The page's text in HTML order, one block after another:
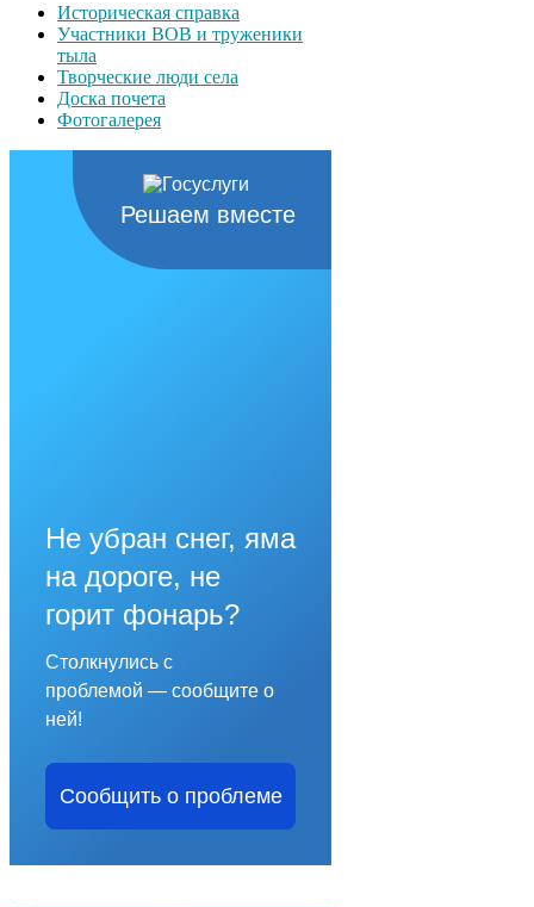
Историческая справка
Участники ВОВ и труженики
тыла
Творческие люди села
Доска почета
Фотогалерея
Решаем вместе
Не убран снег, яма
на дороге, не
горит фонарь?
Столкнулись с
проблемой — сообщите о
ней!
Сообщить о проблеме